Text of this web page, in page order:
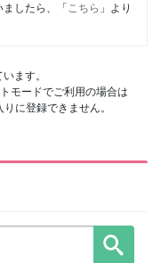
したら、「 こちら 」より
ます。
モードでご利用の場合は
に登録できません。